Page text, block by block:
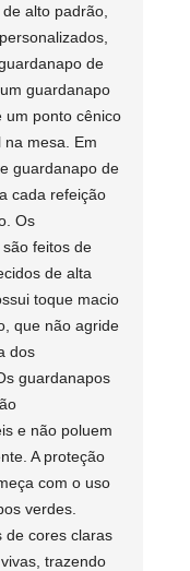
alto padrão,
de
guardanapo
um ponto cênico
na mesa. Em
guardanapo de
cada refeição
Os
feitos de
de alta
toque macio
que não agride
dos
guardanapos
​​e não poluem
A proteção
com o uso
verdes.
de cores claras
trazendo